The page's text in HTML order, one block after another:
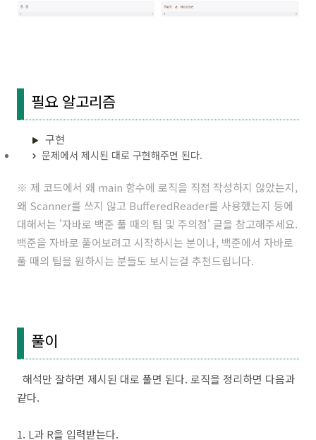
필요 알고리즘
구현
문제에서 제시된 대로 구현해주면 된다.
※ 제 코드에서 왜 main 함수에 로직을 직접 작성하지 않았는지,
왜 Scanner를 쓰지 않고 BufferedReader를 사용했는지 등에
대해서는 '자바로 백준 풀 때의 팁 및 주의점' 글을 참고해주세요.
백준을 자바로 풀어보려고 시작하시는 분이나, 백준에서 자바로
풀 때의 팁을 원하시는 분들도 보시는걸 추천드립니다.
풀이
해석만 잘하면 제시된 대로 풀면 된다. 로직을 정리하면 다음과
같다.
1. L과 R을 입력받는다.